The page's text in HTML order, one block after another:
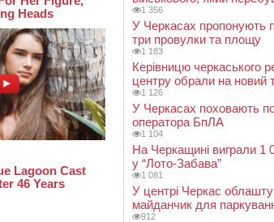
1 356
У Черкасах пропонують
три провулки та площу
1 183
Керівницю черкаського
центру обрали на новий
1 126
У Черкасах поховають
оператора БпЛА
1 104
На Черкащині виграли 1
у “Лото-Забава”
1 081
У центрі Черкас
майданчик для
912